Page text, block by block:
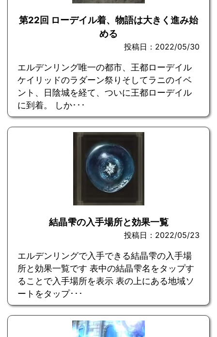
第22回 ローデイル着、物語は大きく進み始
める
投稿日：2022/05/30
エルデンリング唯一の都市、王都ローデイル
ケイリッドのラダーン祭りそしてラニのイベ
ント、日陰城を経て、ついに王都ローデイル
に到着。 しか･･･
結晶雫の入手場所と効果一覧
投稿日：2022/05/23
エルデンリングで入手できる結晶雫の入手場
所と効果一覧です 表中の結晶雫名をタップす
ることで入手場所を表示 表の上にある地域ソ
ートをタップ･･･